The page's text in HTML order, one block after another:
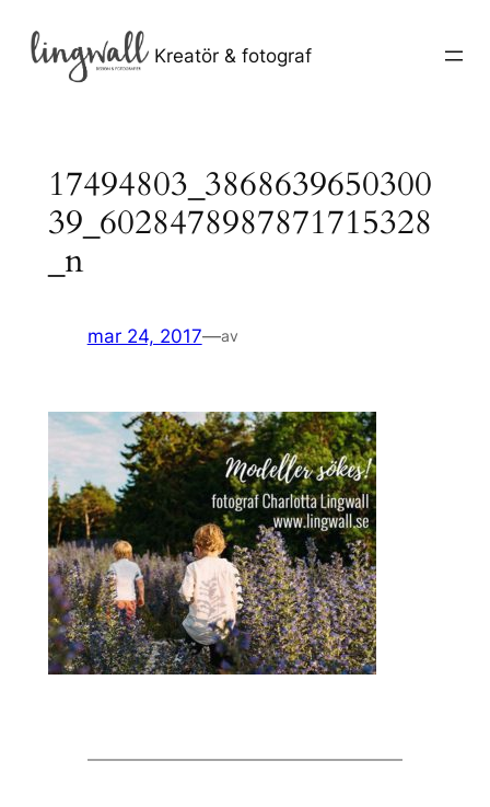
innehåll
Kreatör & fotograf
17494803_3868639650300
39_6028478987871715328
_n
mar 24, 2017—av